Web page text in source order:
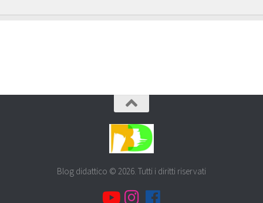
Blog didattico © 2026. Tutti i diritti riservati